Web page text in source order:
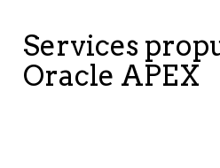
Services
Oracle APEX